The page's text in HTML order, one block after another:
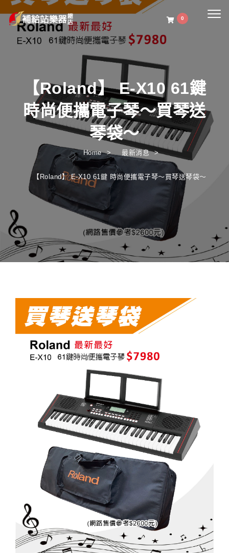
0
【Roland】 E-X10 61鍵
時尚便攜電子琴～買琴送
琴袋～
Home 最新消息
【Roland】 E-X10 61鍵 時尚便攜電子琴～買琴送琴袋～